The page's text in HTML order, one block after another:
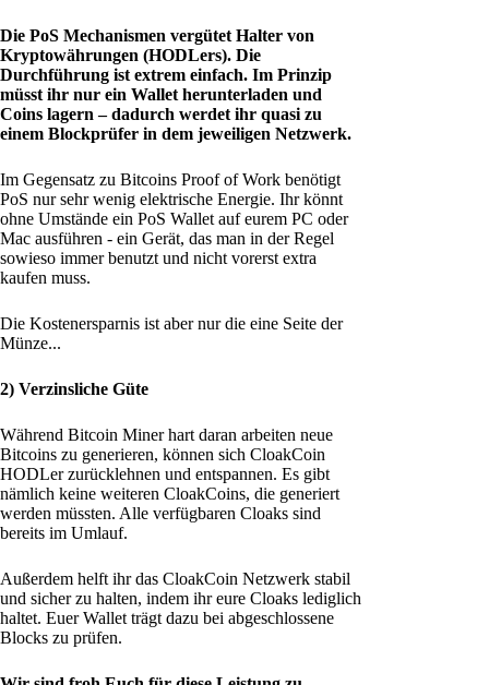
Die PoS Mechanismen vergütet Halter von
Kryptowährungen (HODLers). Die
Durchführung ist extrem einfach. Im Prinzip
müsst ihr nur ein Wallet herunterladen und
Coins lagern – dadurch werdet ihr quasi zu
einem Blockprüfer in dem jeweiligen Netzwerk.
Im Gegensatz zu Bitcoins Proof of Work benötigt
PoS nur sehr wenig elektrische Energie. Ihr könnt
ohne Umstände ein PoS Wallet auf eurem PC oder
Mac ausführen - ein Gerät, das man in der Regel
sowieso immer benutzt und nicht vorerst extra
kaufen muss.
Die Kostenersparnis ist aber nur die eine Seite der
Münze...
2) Verzinsliche Güte
Während Bitcoin Miner hart daran arbeiten neue
Bitcoins zu generieren, können sich CloakCoin
HODLer zurücklehnen und entspannen. Es gibt
nämlich keine weiteren CloakCoins, die generiert
werden müssten. Alle verfügbaren Cloaks sind
bereits im Umlauf.
Außerdem helft ihr das CloakCoin Netzwerk stabil
und sicher zu halten, indem ihr eure Cloaks lediglich
haltet. Euer Wallet trägt dazu bei abgeschlossene
Blocks zu prüfen.